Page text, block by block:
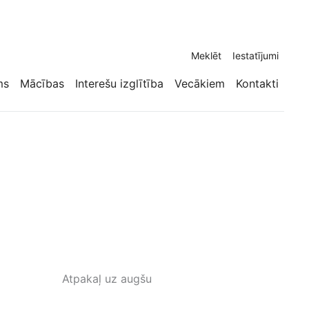
Meklēt Iestatījumi
Mācības Interešu izglītība Vecākiem Kontakti
Atpakaļ uz augšu